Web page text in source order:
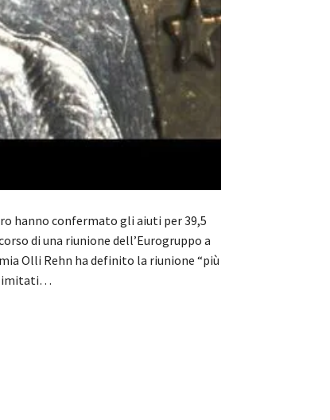
hanno confermato gli aiuti per 39,5
di una riunione dell’Eurogruppo a
Olli Rehn ha definito la riunione “più
limitati…